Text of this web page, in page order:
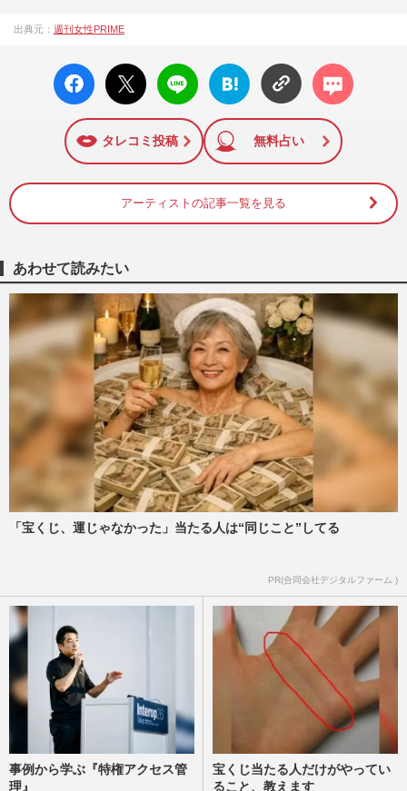
成27年）1月に開設された主婦と生活社が運営する日本のニュ
陣の執筆記事を配信するほか、女性週刊誌『週刊女性』の誌
面に掲載された記事から、インターネット利用者層にとって
特に関心の高い題材の記事を、WEB向けにリライトして配信
しています！
出典元： 週刊女性PRIME
facebo
ok い
X ポス
ト
LINE
はてな
ブック
に追加
コメン
ト
タレコミ投稿 無料占い
アーティストの記事一覧を見る
あわせて読みたい
「宝くじ、運じゃなかった」当たる人は“同じこと”してる
PR(合同会社デジタルファーム )
事例から学ぶ『特権アクセス管
理』
宝くじ当たる人だけがやってい
ること、教えます